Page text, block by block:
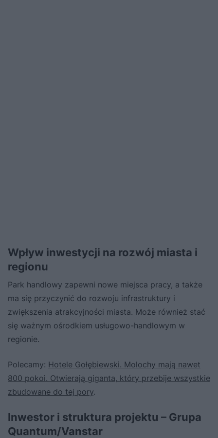
Wpływ inwestycji na rozwój miasta i
regionu
Park handlowy zapewni nowe miejsca pracy, a także
ma się przyczynić do rozwoju infrastruktury i
zwiększenia atrakcyjności miasta. Może również stać
się ważnym ośrodkiem usługowo-handlowym w
regionie.
Polecamy: Hotele Gołębiewski. Molochy mają nawet
800 pokoi. Otwierają giganta, który przebije wszystkie
zbudowane do tej pory.
Inwestor i struktura projektu – Grupa
Quantum/Vanstar